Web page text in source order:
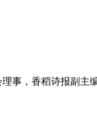
事，香稻诗报副主